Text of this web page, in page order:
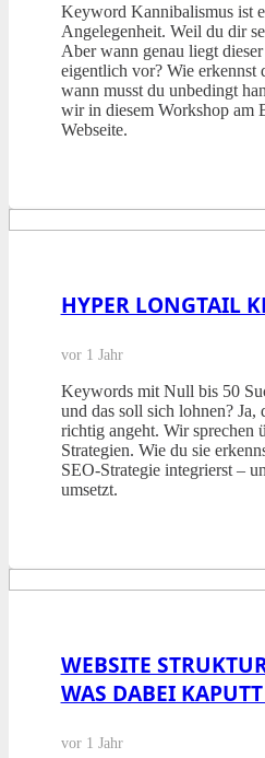
Keyword Kannibalismus ist
Angelegenheit. Weil du dir
Aber wann genau liegt
eigentlich vor? Wie erkennst
wann musst du unbedingt
wir in diesem Workshop am
Webseite.
HYPER LONGTAIL
vor 1 Jahr
Keywords mit Null bis 50
und das soll sich lohnen? Ja,
richtig angeht. Wir sprechen
Strategien. Wie du sie
SEO-Strategie integrierst –
umsetzt.
WEBSITE
WAS DABEI
vor 1 Jahr